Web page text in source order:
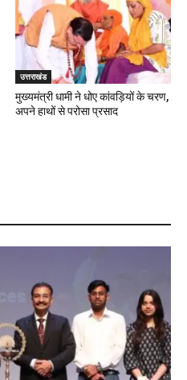
उत्तराखंड
मुख्यमंत्री धामी ने धोए कांवड़ियों के चरण,
अपने हाथों से परोसा प्रसाद